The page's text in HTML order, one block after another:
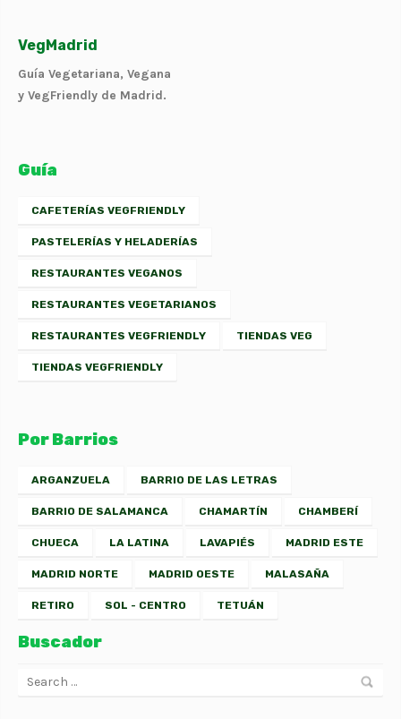
VegMadrid
Guía Vegetariana, Vegana
y VegFriendly de Madrid.
Guía
CAFETERÍAS VEGFRIENDLY
PASTELERÍAS Y HELADERÍAS
RESTAURANTES VEGANOS
RESTAURANTES VEGETARIANOS
RESTAURANTES VEGFRIENDLY TIENDAS VEG
TIENDAS VEGFRIENDLY
Por Barrios
ARGANZUELA BARRIO DE LAS LETRAS
BARRIO DE SALAMANCA CHAMARTÍN CHAMBERÍ
CHUECA LA LATINA LAVAPIÉS MADRID ESTE
MADRID NORTE MADRID OESTE MALASAÑA
RETIRO SOL - CENTRO TETUÁN
Buscador